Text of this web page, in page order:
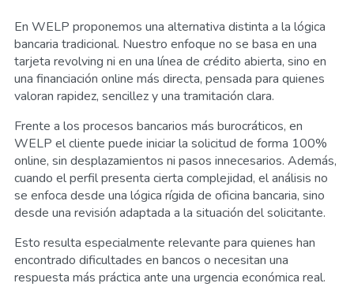
En WELP proponemos una alternativa distinta a la lógica
bancaria tradicional. Nuestro enfoque no se basa en una
tarjeta revolving ni en una línea de crédito abierta, sino en
una financiación online más directa, pensada para quienes
valoran rapidez, sencillez y una tramitación clara.
Frente a los procesos bancarios más burocráticos, en
WELP el cliente puede iniciar la solicitud de forma 100%
online, sin desplazamientos ni pasos innecesarios. Además,
cuando el perfil presenta cierta complejidad, el análisis no
se enfoca desde una lógica rígida de oficina bancaria, sino
desde una revisión adaptada a la situación del solicitante.
Esto resulta especialmente relevante para quienes han
encontrado dificultades en bancos o necesitan una
respuesta más práctica ante una urgencia económica real.